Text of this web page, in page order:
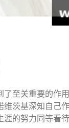
至关重要的作
茨基深知自己
的努力同等看